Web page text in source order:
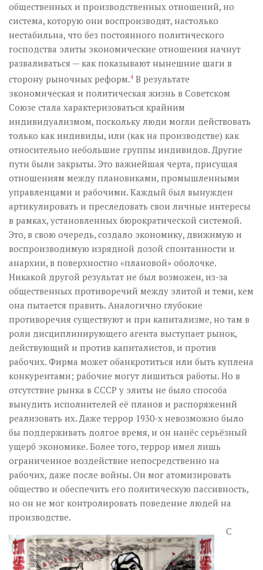
общественных и производственных отношений, но
система, которую они воспроизводят, настолько
нестабильна, что без постоянного политического
господства элиты экономические отношения начнут
разваливаться — как показывают нынешние шаги в
сторону рыночных реформ.4 В результате
экономическая и политическая жизнь в Советском
Союзе стала характеризоваться крайним
индивидуализмом, поскольку люди могли действовать
только как индивиды, или (как на производстве) как
относительно небольшие группы индивидов. Другие
пути были закрыты. Это важнейшая черта, присущая
отношениям между плановиками, промышленными
управленцами и рабочими. Каждый был вынужден
артикулировать и преследовать свои личные интересы
в рамках, установленных бюрократической системой.
Это, в свою очередь, создало экономику, движимую и
воспроизводимую изрядной дозой спонтанности и
анархии, в поверхностно «плановой» оболочке.
Никакой другой результат не был возможен, из-за
общественных противоречий между элитой и теми, кем
она пытается править. Аналогично глубокие
противоречия существуют и при капитализме, но там в
роли дисциплинирующего агента выступает рынок,
действующий и против капиталистов, и против
рабочих. Фирма может обанкротиться или быть куплена
конкурентами; рабочие могут лишиться работы. Но в
отсутствие рынка в СССР у элиты не было способа
вынудить исполнителей её планов и распоряжений
реализовать их. Даже террор 1930-х невозможно было
бы поддерживать долгое время, и он нанёс серьёзный
ущерб экономике. Более того, террор имел лишь
ограниченное воздействие непосредственно на
рабочих, даже после войны. Он мог атомизировать
общество и обеспечить его политическую пассивность,
но он не мог контролировать поведение людей на
производстве.
С